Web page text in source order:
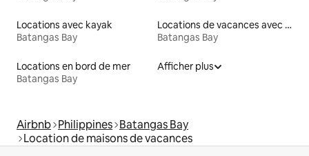
Locations avec kayak
Batangas Bay
Locations de vacances avec piscine
Batangas Bay
Locations en bord de mer
Batangas Bay
Afficher plus
Airbnb Philippines Batangas Bay
Location de maisons de vacances